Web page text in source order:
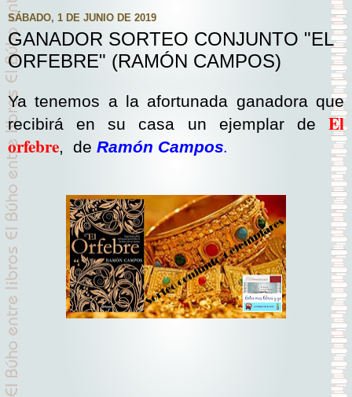
SÁBADO, 1 DE JUNIO DE 2019
GANADOR SORTEO CONJUNTO "EL
ORFEBRE" (RAMÓN CAMPOS)
Ya tenemos a la afortunada ganadora que
recibirá en su casa un ejemplar de El
orfebre, de Ramón Campos.